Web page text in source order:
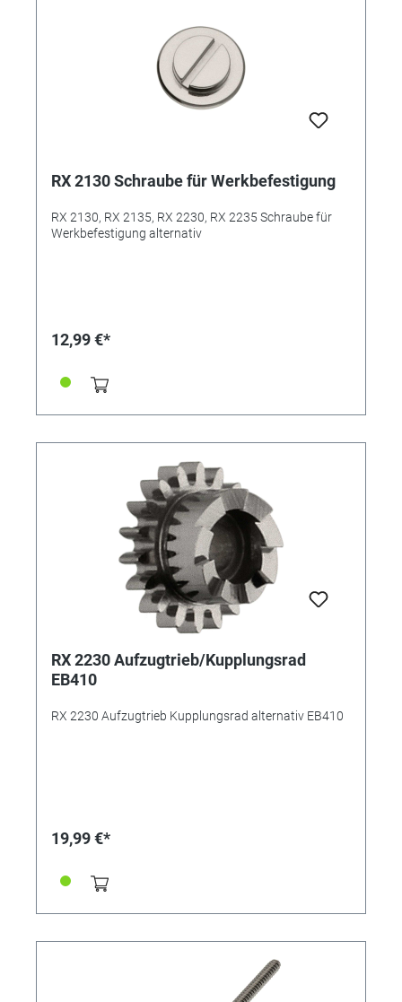
RX 2130 Schraube für Werkbefestigung
RX 2130, RX 2135, RX 2230, RX 2235 Schraube für
Werkbefestigung alternativ
12,99 €*
RX 2230 Aufzugtrieb/Kupplungsrad
EB410
RX 2230 Aufzugtrieb Kupplungsrad alternativ EB410
19,99 €*